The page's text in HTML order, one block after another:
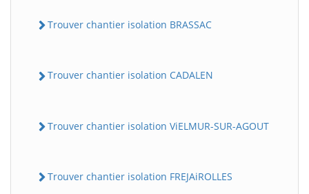
Trouver chantier isolation BRASSAC
Trouver chantier isolation CADALEN
Trouver chantier isolation ViELMUR-SUR-AGOUT
Trouver chantier isolation FREJAiROLLES